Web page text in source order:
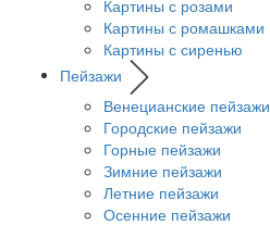
Картины с розами
Картины с ромашками
Картины с сиренью
Пейзажи
Венецианские пейзажи
Городские пейзажи
Горные пейзажи
Зимние пейзажи
Летние пейзажи
Осенние пейзажи